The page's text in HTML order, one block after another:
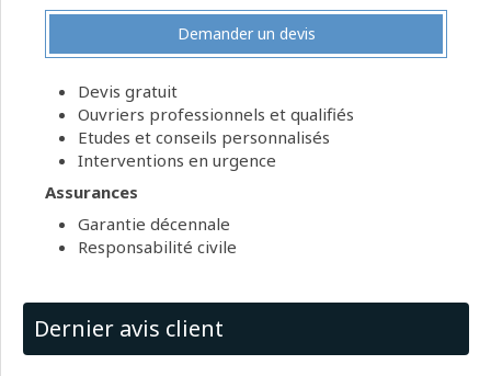
Demander un devis
Devis gratuit
Ouvriers professionnels et qualifiés
Etudes et conseils personnalisés
Interventions en urgence
Assurances
Garantie décennale
Responsabilité civile
Dernier avis client